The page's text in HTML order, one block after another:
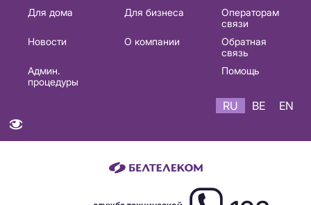
Основная
навигация
Для дома Для бизнеса
Операторам
связи
Новости
О компании
Обратная
связь
Админ.
процедуры
Помощь
RU BE EN